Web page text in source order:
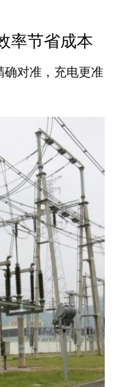
率节省成本
确对准，充电更准